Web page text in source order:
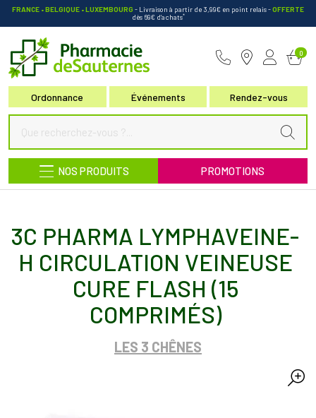
FRANCE • BELGIQUE • LUXEMBOURG - Livraison à partir de 3,99€ en point relais-OFFERTE
dès 69€ d’achats*
Ordonnance Événements Rendez-vous
0
NOS PRODUITS PROMOTIONS
3C PHARMA LYMPHAVEINE-
H CIRCULATION VEINEUSE
CURE FLASH (15
COMPRIMÉS)
LES 3 CHÊNES